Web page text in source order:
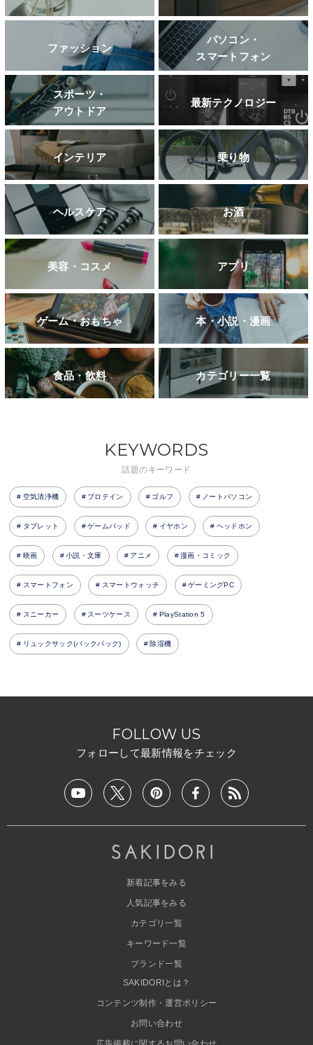
ファッション
パソコン・
スマートフォン
スポーツ・
アウトドア
最新テクノロジー
インテリア 乗り物
ヘルスケア お酒
美容・コスメ アプリ
ゲーム・おもちゃ 本・小説・漫画
食品・飲料 カテゴリー一覧
KEYWORDS
話題のキーワード
空気清浄機 プロテイン ゴルフ ノートパソコン
タブレット ゲームパッド イヤホン ヘッドホン
映画 小説・文庫 アニメ 漫画・コミック
スマートフォン スマートウォッチ ゲーミングPC
スニーカー スーツケース PlayStation 5
リュックサック(バックパック) 除湿機
FOLLOW US
フォローして最新情報をチェック
新着記事をみる
人気記事をみる
カテゴリ一覧
キーワード一覧
ブランド一覧
SAKIDORIとは？
コンテンツ制作・運営ポリシー
お問い合わせ